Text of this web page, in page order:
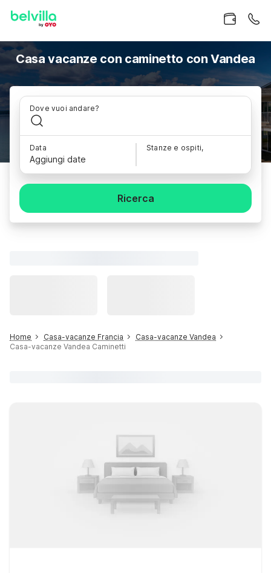
Casa vacanze con caminetto con Vandea
Dove vuoi andare?
Data
Aggiungi date
Stanze e ospiti,
Ricerca
Home Casa-vacanze Francia
Casa-vacanze Vandea
Casa-vacanze Vandea Caminetti